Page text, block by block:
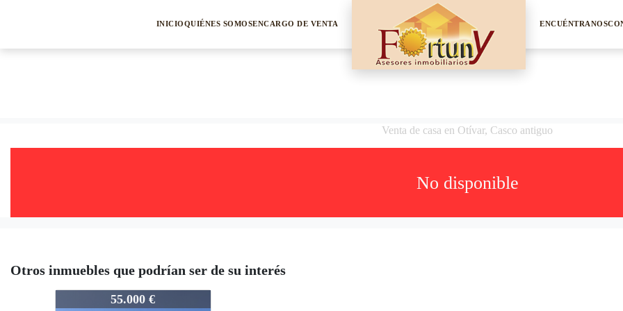
INICIOQUIÉNES SOMOSENCARGO DE VENTA ENCUÉNTRANOS
Venta de casa en Otívar, Casco antiguo
No disponible
Otros inmuebles que podrían ser de su interés
55.000 €